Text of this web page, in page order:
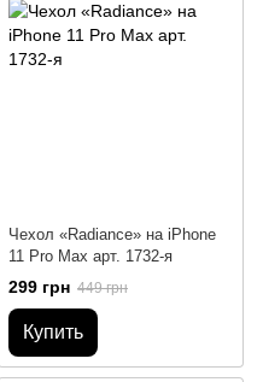
Чехол «Radiance» на iPhone
11 Pro Max арт. 1732-я
299 грн 449 грн
Купить